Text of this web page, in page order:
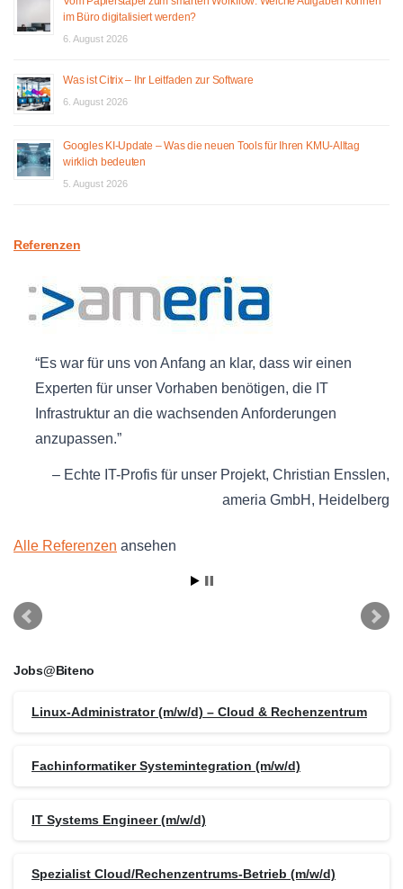
im Büro digitalisiert werden?
6. August 2026
Was ist Citrix – Ihr Leitfaden zur Software
6. August 2026
Googles KI-Update – Was die neuen Tools für Ihren KMU-Alltag
wirklich bedeuten
5. August 2026
Referenzen
Es war für uns von Anfang an klar, dass wir einen
Experten für unser Vorhaben benötigen, die IT
Infrastruktur an die wachsenden Anforderungen
anzupassen.
Echte IT-Profis für unser Projekt Christian Ensslen
ameria GmbH
Heidelberg
Alle Referenzen ansehen
Jobs@Biteno
Linux-Administrator (m/w/d) – Cloud & Rechenzentrum
Fachinformatiker Systemintegration (m/w/d)
IT Systems Engineer (m/w/d)
Spezialist Cloud/Rechenzentrums-Betrieb (m/w/d)